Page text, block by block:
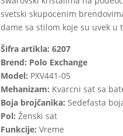
svetski skupocenim
dame sa stilom koje su uvek u
Šifra artikla: 6207
Brend: Polo Exchange
Model: PXV441-05
Mehanizam: Kvarcni sat sa
Boja brojčanika: Sedefasta
Pol: Ženski sat
Funkcije: Vreme